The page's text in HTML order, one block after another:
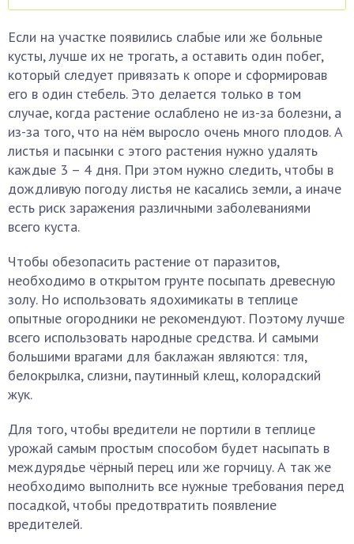
Если на участке появились слабые или же больные
кусты, лучше их не трогать, а оставить один побег,
который следует привязать к опоре и сформировав
его в один стебель. Это делается только в том
случае, когда растение ослаблено не из-за болезни, а
из-за того, что на нём выросло очень много плодов. А
листья и пасынки с этого растения нужно удалять
каждые 3 – 4 дня. При этом нужно следить, чтобы в
дождливую погоду листья не касались земли, а иначе
есть риск заражения различными заболеваниями
всего куста.
Чтобы обезопасить растение от паразитов,
необходимо в открытом грунте посыпать древесную
золу. Но использовать ядохимикаты в теплице
опытные огородники не рекомендуют. Поэтому лучше
всего использовать народные средства. И самыми
большими врагами для баклажан являются: тля,
белокрылка, слизни, паутинный клещ, колорадский
жук.
Для того, чтобы вредители не портили в теплице
урожай самым простым способом будет насыпать в
междурядье чёрный перец или же горчицу. А так же
необходимо выполнить все нужные требования перед
посадкой, чтобы предотвратить появление
вредителей.